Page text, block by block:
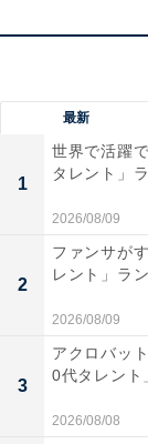
回答者からは
うに迫力を増
自然で上手く
大阪府）、「
気があるから
られました。
最新
1
世界で活躍
タレント」
2026/08/09
2
ファンサが
レント」ラ
2026/08/09
3
アクロバッ
0代タレント
2026/08/08